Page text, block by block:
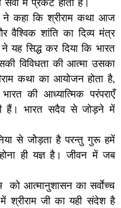
में प्रकट होता है।
ने कहा कि श्रीराम कथा आज
वैश्विक शांति का दिव्य मंत्र
सिद्ध कर दिया कि भारत
विविधता की आत्मा उसका
कथा का आयोजन होता है,
की आध्यात्मिक परंपराएँ
हैं। भारत सदैव से जोड़ने में
से जोेड़ता है परन्तु गुरू हमें
ही यज्ञ है। जीवन में जब
को आत्मानुशासन का सर्वाेच्च
जी का यही संदेश है